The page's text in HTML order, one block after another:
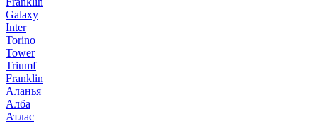
Galaxy
Inter
Torino
Tower
Triumf
Franklin
Аланья
Алба
Атлас